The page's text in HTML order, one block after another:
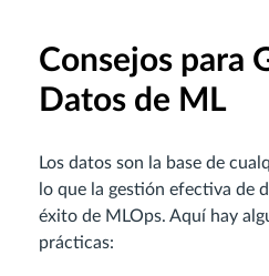
Consejos para
Datos de ML
Los datos son la base de
lo que la gestión efectiva de
éxito de MLOps. Aquí hay
prácticas: